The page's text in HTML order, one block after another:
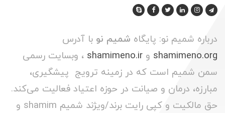
درباره شمیم نو: پایگاه شمیم نو با آدرس
shamimeno.org و shamimeno.ir ، وبسایت رسمی
سمن شمیم است که در زمینه ترویج پیشگیری،
مبارزه، درمان و صیانت در حوزه اعتیاد فعالیت می‌کند.
حق مالکیت و کپی رایت برند/ویژند شمیم shamim و